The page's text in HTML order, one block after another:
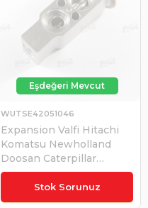
Stok Sorunuz
Expansion Valfi Hitachi
Komatsu Newholland
Doosan Caterpillar
Caterpillar Cat Toyota
Corolla Efsane Kasa |
WUTSE 42051046
WUTSE42051046